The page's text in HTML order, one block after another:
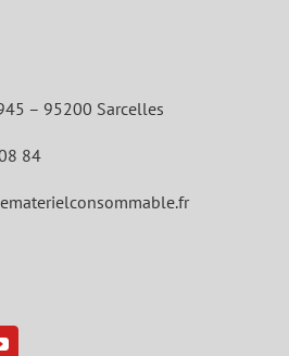
– 95200 Sarcelles
84